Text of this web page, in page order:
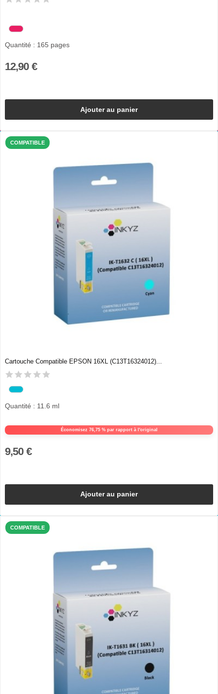
Quantité : 165 pages
12,90 €
Ajouter au panier
COMPATIBLE
Cartouche Compatible EPSON 16XL (C13T16324012)...
Économisez 76,75 % par rapport à l'original
Quantité : 11.6 ml
9,50 €
Ajouter au panier
COMPATIBLE